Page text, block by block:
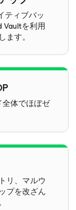
ティブバッ
Vaultを利用
す。
体でほぼゼ
リ、マルウ
プを改ざん